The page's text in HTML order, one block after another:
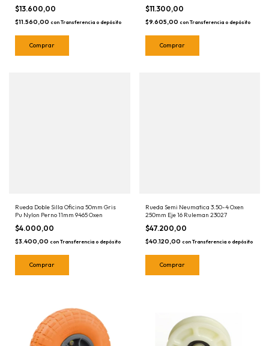
$13.600,00
$11.560,00 con Transferencia o depósito
$11.300,00
$9.605,00 con Transferencia o depósito
Rueda Doble Silla Oficina 50mm Gris
Pu Nylon Perno 11mm 9465 Oxen
$4.000,00
$3.400,00 con Transferencia o depósito
Rueda Semi Neumatica 3.50-4 Oxen
250mm Eje 16 Ruleman 23027
$47.200,00
$40.120,00 con Transferencia o depósito